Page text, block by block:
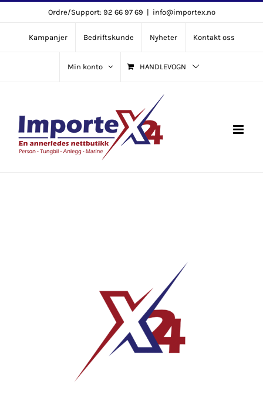
content
Ordre/Support: 92 66 97 69 | info@importex.no
Kampanjer Bedriftskunde Nyheter Kontakt oss
Min konto HANDLEVOGN